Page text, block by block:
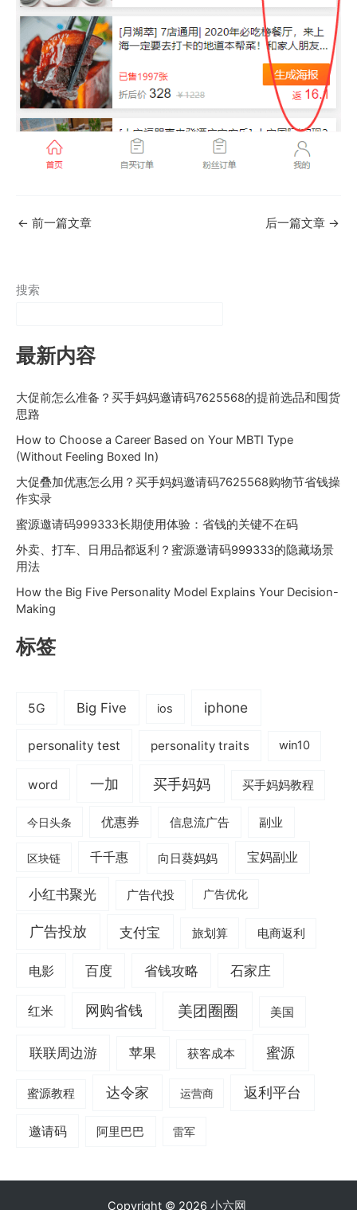
← 前一篇文章 后一篇文章 →
搜索
最新内容
大促前怎么准备？买手妈妈邀请码7625568的提前选品和囤货
思路
How to Choose a Career Based on Your MBTI Type
(Without Feeling Boxed In)
大促叠加优惠怎么用？买手妈妈邀请码7625568购物节省钱操
作实录
蜜源邀请码999333长期使用体验：省钱的关键不在码
外卖、打车、日用品都返利？蜜源邀请码999333的隐藏场景
用法
How the Big Five Personality Model Explains Your Decision-
Making
标签
5G Big Five ios iphone
personality test personality traits win10
word 一加 买手妈妈 买手妈妈教程
今日头条 优惠券 信息流广告 副业
区块链 千千惠 向日葵妈妈 宝妈副业
小红书聚光 广告代投 广告优化
广告投放 支付宝 旅划算 电商返利
电影 百度 省钱攻略 石家庄
红米 网购省钱 美团圈圈 美国
联联周边游 苹果 获客成本 蜜源
蜜源教程 达令家 运营商 返利平台
邀请码 阿里巴巴 雷军
Copyright © 2026 小六网